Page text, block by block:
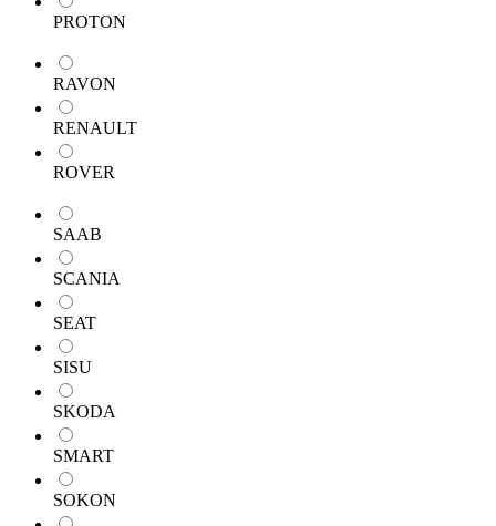
PROTON
RAVON
RENAULT
ROVER
SAAB
SCANIA
SEAT
SISU
SKODA
SMART
SOKON